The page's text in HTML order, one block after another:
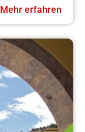
Mehr erfahren